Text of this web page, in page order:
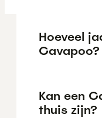
Hoeveel
Cavapoo?
Kan een
thuis zijn?